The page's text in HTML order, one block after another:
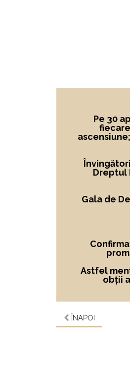
Pe 30
Dreptul
Gala de
Astfel
obții
ÎNAPOI